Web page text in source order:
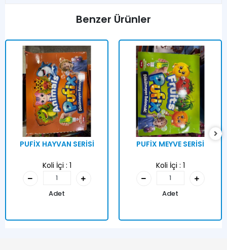
Benzer Ürünler
PUFİX HAYVAN SERİSİ
Koli İçi : 1
Adet
PUFİX MEYVE SERİSİ
Koli İçi : 1
Adet